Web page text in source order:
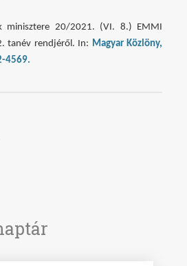
minisztere 20/2021. (VI. 8.) EMMI
tanév rendjéről. In: Magyar Közlöny,
4569.